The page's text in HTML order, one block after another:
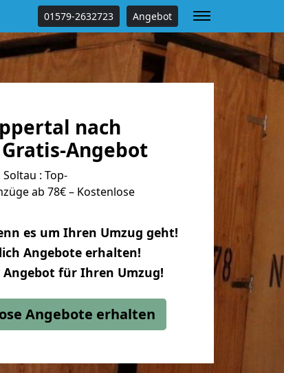
01579-2632723 Angebot
nach
Angebot
: Top-
ab 78€ – Kostenlose
es um Ihren Umzug geht!
Angebote erhalten!
Angebot für Ihren Umzug!
Angebote erhalten